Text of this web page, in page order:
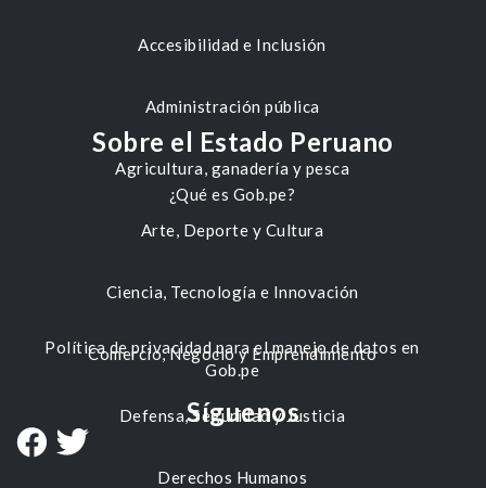
Accesibilidad e Inclusión
Administración pública
Agricultura, ganadería y pesca
Arte, Deporte y Cultura
Ciencia, Tecnología e Innovación
Comercio, Negocio y Emprendimiento
Defensa, Seguridad y Justicia
Derechos Humanos
Sobre el Estado Peruano
¿Qué es Gob.pe?
Política de privacidad para el manejo de datos en
Gob.pe
Síguenos